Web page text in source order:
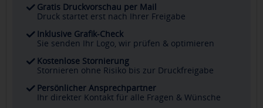
Gratis Druckvorschau per Mail
Druck startet erst nach Ihrer Freigabe
Inklusive Grafik-Check
Sie senden Ihr Logo, wir prüfen & optimieren
Kostenlose Stornierung
Stornieren ohne Risiko bis zur Druckfreigabe
Persönlicher Ansprechpartner
Ihr direkter Kontakt für alle Fragen & Wünsche